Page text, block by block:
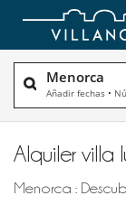
Menorca
Añadir fechas •
Alquiler villa
Menorca :